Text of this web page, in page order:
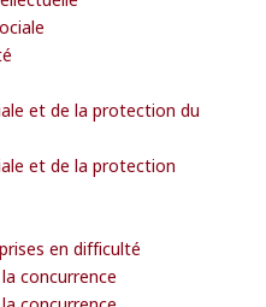
et de la protection du
et de la protection
en difficulté
concurrence